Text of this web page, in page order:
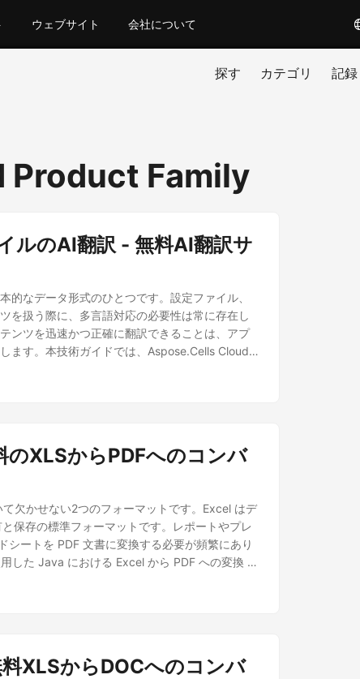
ウェブサイト 会社について
探す カテゴリ 記録
Product Family
ルのAI翻訳 - 無料AI翻訳サ
的なデータ形式のひとつです。設定ファイル、
を扱う際に、多言語対応の必要性は常に存在し
ンツを迅速かつ正確に翻訳できることは、アプ
ます。本技術ガイドでは、Aspose.Cells Cloud
を実現する方法を解説します。高度な AI 翻訳
で AI を使ってテキストファイルを翻訳する
for Node.js は、先進的な AI アルゴリズムを利
にする高度なクラウドベース API を提供しま
ンはコンテキストを理解し、専門用語を保持
は、翻訳モデルやインフラを管理する手間な
ョンにシームレスに統合する方法を提供しま
ダッシュボード でアカウントを作成する クラ
で Aspose.Cells Cloud SDK をインストールす
XLSからPDFへのコンバ
欠かせない2つのフォーマットです。Excel はデ
保存の標準フォーマットです。レポートやプレ
ートを PDF 文書に変換する必要が頻繁にあり
した Java における Excel から PDF への変換 方
方法の両方を取り上げ、Java アプリケーショ
API です。この Java SDK は、すべての書式、
XLSからDOCへのコンバ